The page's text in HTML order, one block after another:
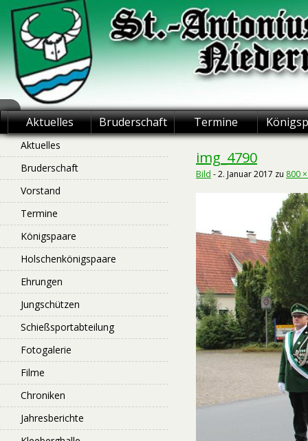
Skip
content
St.-Antonius
Schützenbruderschaft
Niederntudorf
Aktuelles Bruderschaft Termine
img_4790
Bild -2. Januar 2017 zu 800
Aktuelles
Bruderschaft
Vorstand
Termine
Königspaare
Holschenkönigspaare
Ehrungen
Jungschützen
Schießsportabteilung
Fotogalerie
Filme
Chroniken
Jahresberichte